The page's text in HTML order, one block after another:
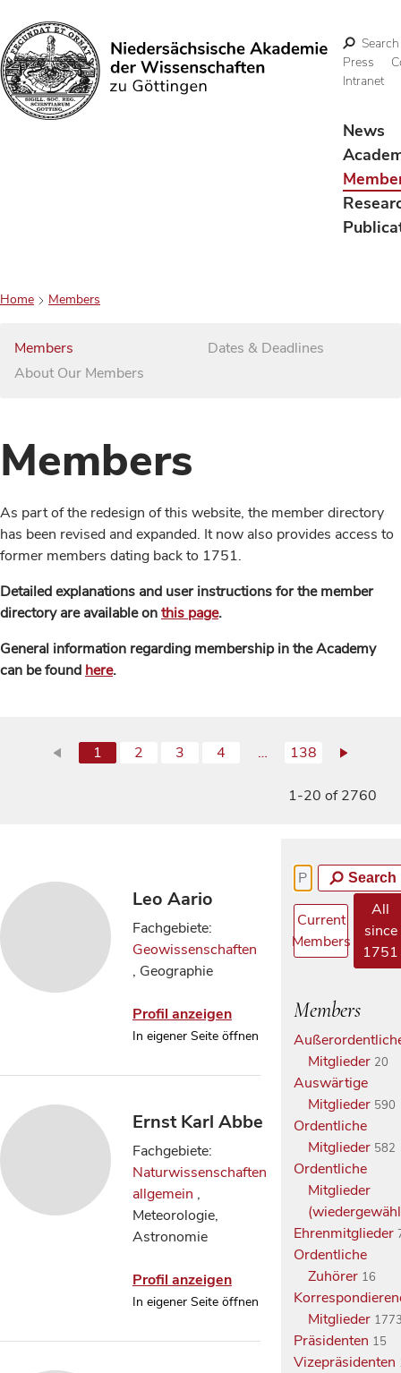
Search
Search
Press
Intranet
News
Home Members
Members
About Our Members
Dates & Deadlines
Members
As part of the redesign of this website, the member directory
has been revised and expanded. It now also provides access to
former members dating back to 1751.
Detailed explanations and user instructions for the member
directory are available onthis page.
General information regarding membership in the Academy
can be found here.
1 2 3 4 … 138
1-20 of 2760
Leo Aario
Fachgebiete:
Geowissenschaften
, Geographie
Profil anzeigen
In eigener Seite öffnen
Ernst Karl Abbe
Fachgebiete:
Naturwissenschaften
allgemein ,
Meteorologie,
Astronomie
Profil anzeigen
In eigener Seite öffnen
Search
Current
Members
All
since
1751
Members
Mitglieder 20
Auswärtige
Mitglieder 590
Ordentliche
Mitglieder 582
Ordentliche
Mitglieder
Ehrenmitglieder
Ordentliche
Zuhörer 16
Mitglieder
Präsidenten 15
Vizepräsidenten